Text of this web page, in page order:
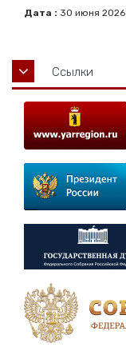
Дата : 30 июня 2026
Ссылки